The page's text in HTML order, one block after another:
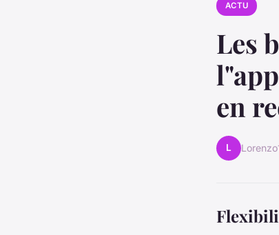
ACTU
Les
en
L Lorenzo